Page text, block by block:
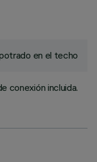
en el techo
conexión incluida.